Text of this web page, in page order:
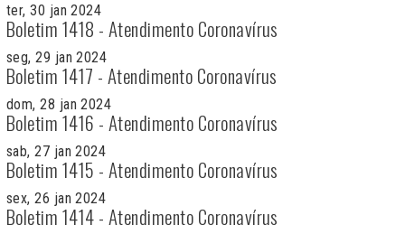
ter, 30 jan 2024
Boletim 1418 - Atendimento Coronavírus
seg, 29 jan 2024
Boletim 1417 - Atendimento Coronavírus
dom, 28 jan 2024
Boletim 1416 - Atendimento Coronavírus
sab, 27 jan 2024
Boletim 1415 - Atendimento Coronavírus
sex, 26 jan 2024
Boletim 1414 - Atendimento Coronavírus